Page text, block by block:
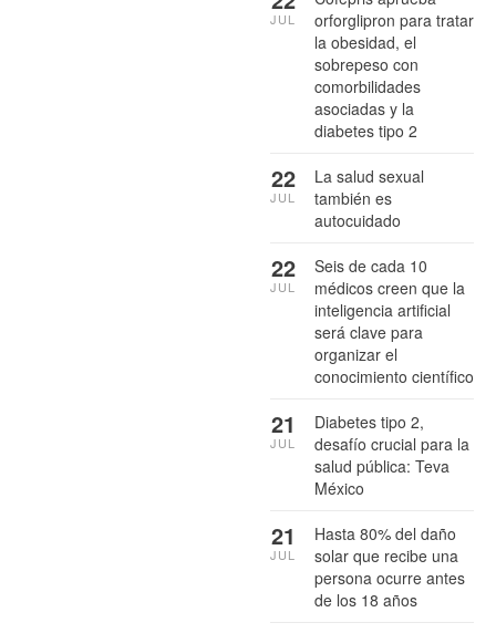
orforglipron para tratar
la obesidad, el
sobrepeso con
comorbilidades
asociadas y la
diabetes tipo 2
JUL
La salud sexual
también es
autocuidado
22
JUL
Seis de cada 10
médicos creen que la
inteligencia artificial
será clave para
organizar el
conocimiento científico
22
JUL
Diabetes tipo 2,
desafío crucial para la
salud pública: Teva
México
21
JUL
Hasta 80% del daño
solar que recibe una
persona ocurre antes
de los 18 años
21
JUL